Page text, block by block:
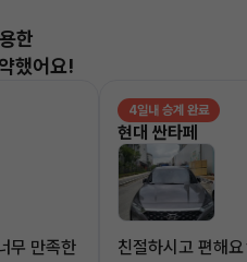
한
했어요!
무 만족한
4일내 승계 완료
현대 싼타페
친절하시고 편해